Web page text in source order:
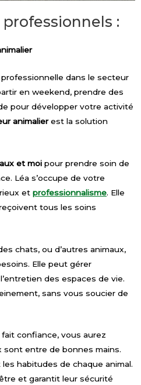
:
dans le secteur
en weekend, prendre des
pour développer votre activité
animalierest la solution
et moi pour prendre soin de
Léa s’occupe de votre
et professionnalisme. Elle
tous les soins
chats, ou d’autres animaux,
Elle peut gérer
des espaces de vie.
sans vous soucier de
fait confiance, vous aurez
sont entre de bonnes mains.
habitudes de chaque animal.
et garantit leur sécurité